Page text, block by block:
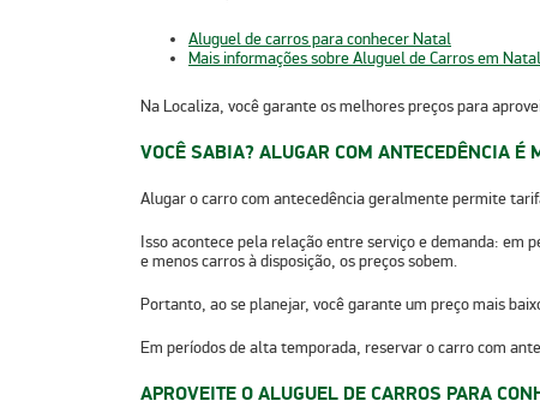
Aluguel de carros para conhecer Natal
Mais informações sobre Aluguel de Carros em Natal
Na Localiza, você garante os melhores preços para
VOCÊ SABIA? ALUGAR COM ANTECEDÊNCIA É
Alugar o carro com antecedência geralmente permite
Isso acontece pela relação entre serviço e demanda: em
e menos carros à disposição, os preços sobem.
Portanto, ao se planejar, você garante um preço mais
Em períodos de alta temporada, reservar o carro com
APROVEITE O ALUGUEL DE CARROS PARA